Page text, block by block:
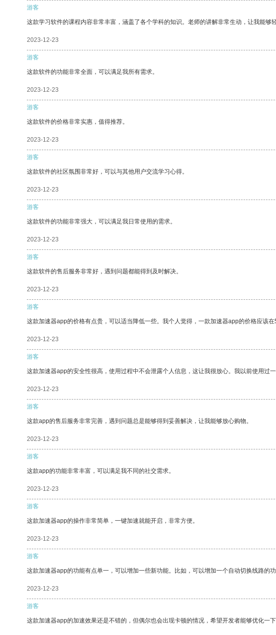
游客
这款学习软件的课程内容非常丰富，涵盖了各个学科的知识。老师的讲解非常生动，让我能够
2023-12-23
游客
这款软件的功能非常全面，可以满足我所有需求。
2023-12-23
游客
这款软件的价格非常实惠，值得推荐。
2023-12-23
游客
这款软件的社区氛围非常好，可以与其他用户交流学习心得。
2023-12-23
游客
这款软件的功能非常强大，可以满足我日常使用的需求。
2023-12-23
游客
这款软件的售后服务非常好，遇到问题都能得到及时解决。
2023-12-23
游客
这款加速器app的价格有点贵，可以适当降低一些。我个人觉得，一款加速器app的价格应该在
2023-12-23
游客
这款加速器app的安全性很高，使用过程中不会泄露个人信息，这让我很放心。我以前使用过
2023-12-23
游客
这款app的售后服务非常完善，遇到问题总是能够得到妥善解决，让我能够放心购物。
2023-12-23
游客
这款app的功能非常丰富，可以满足我不同的社交需求。
2023-12-23
游客
这款加速器app的操作非常简单，一键加速就能开启，非常方便。
2023-12-23
游客
这款加速器app的功能有点单一，可以增加一些新功能。比如，可以增加一个自动切换线路的
2023-12-23
游客
这款加速器app的加速效果还是不错的，但偶尔也会出现卡顿的情况，希望开发者能够优化一下